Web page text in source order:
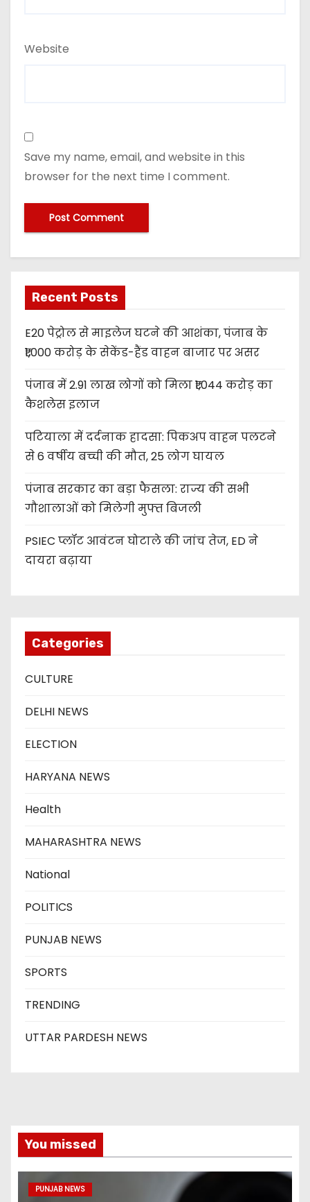
Website
Save my name, email, and website in this
browser for the next time I comment.
Recent Posts
E20 पेट्रोल से माइलेज घटने की आशंका, पंजाब के
₹1,000 करोड़ के सेकेंड-हैंड वाहन बाजार पर असर
पंजाब में 2.91 लाख लोगों को मिला ₹1,044 करोड़ का
कैशलेस इलाज
पटियाला में दर्दनाक हादसा: पिकअप वाहन पलटने
से 6 वर्षीय बच्ची की मौत, 25 लोग घायल
पंजाब सरकार का बड़ा फैसला: राज्य की सभी
गौशालाओं को मिलेगी मुफ्त बिजली
PSIEC प्लॉट आवंटन घोटाले की जांच तेज, ED ने
दायरा बढ़ाया
Categories
CULTURE
DELHI NEWS
ELECTION
HARYANA NEWS
Health
MAHARASHTRA NEWS
National
POLITICS
PUNJAB NEWS
SPORTS
TRENDING
UTTAR PARDESH NEWS
You missed
PUNJAB NEWS